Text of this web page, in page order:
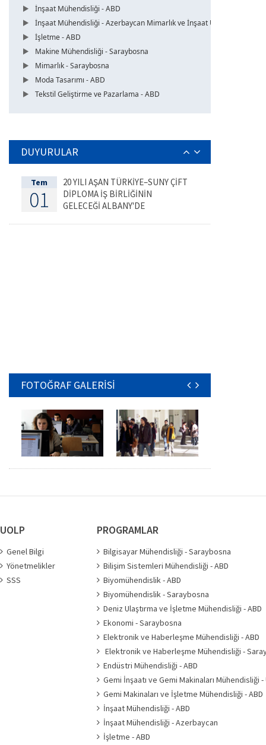
İnşaat Mühendisliği - ABD
İnşaat Mühendisliği - Azerbaycan Mimarlık ve İnşaat Üni.
İşletme - ABD
Makine Mühendisliği - Saraybosna
Mimarlık - Saraybosna
Moda Tasarımı - ABD
Tekstil Geliştirme ve Pazarlama - ABD
DUYURULAR
Tem
01
20 YILI AŞAN TÜRKİYE–SUNY ÇİFT
DİPLOMA İŞ BİRLİĞİNİN
GELECEĞİ ALBANY'DE
FOTOĞRAF GALERİSİ
UOLP
Genel Bilgi
Yönetmelikler
SSS
PROGRAMLAR
Bilgisayar Mühendisliği - Saraybosna
Bilişim Sistemleri Mühendisliği - ABD
Biyomühendislik - ABD
Biyomühendislik - Saraybosna
Deniz Ulaştırma ve İşletme Mühendisliği - ABD
Ekonomi - Saraybosna
Elektronik ve Haberleşme Mühendisliği - ABD
Elektronik ve Haberleşme Mühendisliği -
Endüstri Mühendisliği - ABD
Gemi İnşaatı ve Gemi Makinaları Mühendisliği -
Gemi Makinaları ve İşletme Mühendisliği - ABD
İnşaat Mühendisliği - ABD
İnşaat Mühendisliği - Azerbaycan
İşletme - ABD